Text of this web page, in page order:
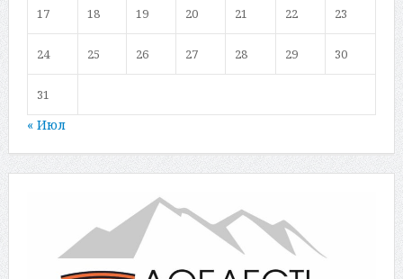
17 18 19 20 21 22 23
24 25 26 27 28 29 30
31
« Июл